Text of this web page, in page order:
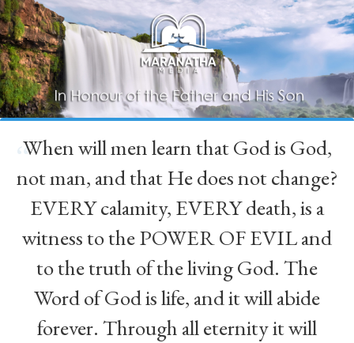
“
When will men learn that God is God,
not man, and that He does not change?
EVERY calamity, EVERY death, is a
witness to the POWER OF EVIL and
to the truth of the living God. The
Word of God is life, and it will abide
forever. Through all eternity it will